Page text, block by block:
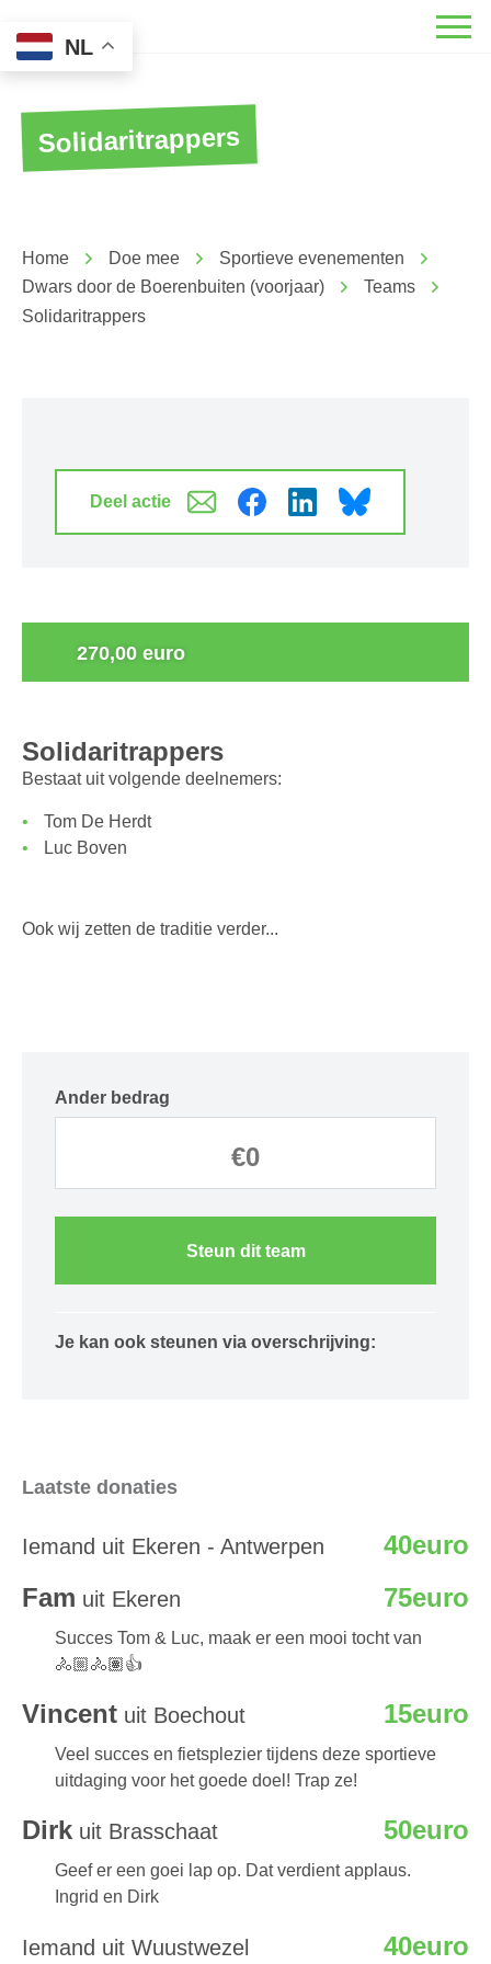
Solidaritrappers
Home Doe mee
Sportieve evenementen
Dwars door de Boerenbuiten (voorjaar)
Teams
Solidaritrappers
Deel actie
270,00 euro
Solidaritrappers
Bestaat uit volgende deelnemers:
Tom De Herdt
Luc Boven
Ook wij zetten de traditie verder...
Ander bedrag
Steun dit team
Je kan ook steunen via overschrijving:
Laatste donaties
Iemand uit Ekeren - Antwerpen
40euro
Fam uit Ekeren 75euro
Succes Tom & Luc, maak er een mooi tocht van
🚴🏼🚴🏽👍
Vincent uit Boechout 15euro
Veel succes en fietsplezier tijdens deze sportieve
uitdaging voor het goede doel! Trap ze!
Dirk uit Brasschaat 50euro
Geef er een goei lap op. Dat verdient applaus.
Ingrid en Dirk
Iemand uit Wuustwezel 40euro
NL